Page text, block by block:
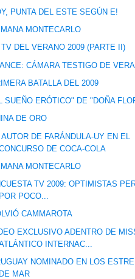
PUNTA DEL ESTE SEGÚN E!
MONTECARLO
TV DEL VERANO 2009 (PARTE II)
CÁMARA TESTIGO DE
BATALLA DEL 2009
SUEÑO ERÓTICO" DE "DOÑA
DE ORO
AUTOR DE FARÁNDULA-UY EN EL
DE COCA-COLA
MONTECARLO
TV 2009: OPTIMISTAS
POCO...
CAMMAROTA
EXCLUSIVO ADENTRO DE
INTERNAC...
NOMINADO EN LOS
MAR